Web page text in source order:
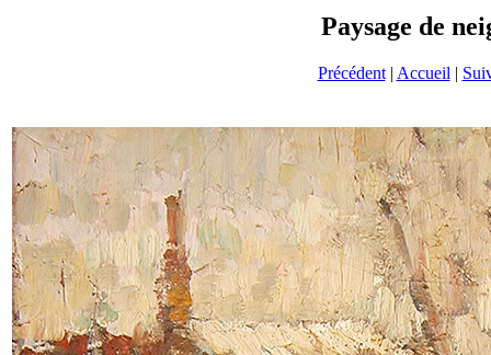
Paysage de
Précédent| Accueil |